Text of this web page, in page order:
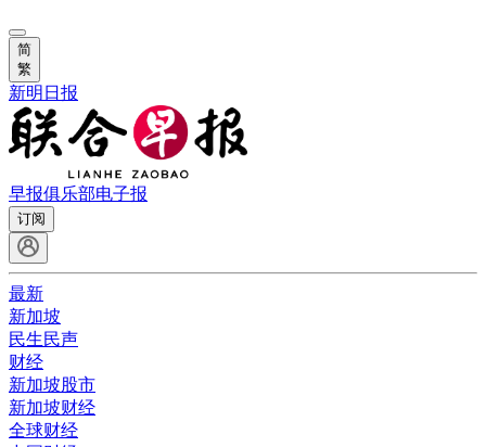
简
繁
新明日报
早报俱乐部电子报
订阅
最新
新加坡
民生民声
财经
新加坡股市
新加坡财经
全球财经